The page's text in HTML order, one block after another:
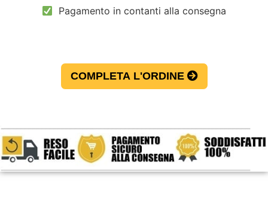
Pagamento in contanti alla consegna
COMPLETA L'ORDINE